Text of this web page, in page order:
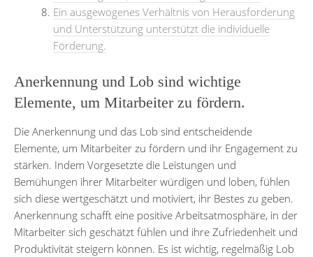
Ein ausgewogenes Verhältnis von Herausforderung
und Unterstützung unterstützt die individuelle
Förderung.
Anerkennung und Lob sind wichtige
Elemente, um Mitarbeiter zu fördern.
Die Anerkennung und das Lob sind entscheidende
Elemente, um Mitarbeiter zu fördern und ihr Engagement zu
stärken. Indem Vorgesetzte die Leistungen und
Bemühungen ihrer Mitarbeiter würdigen und loben, fühlen
sich diese wertgeschätzt und motiviert, ihr Bestes zu geben.
Anerkennung schafft eine positive Arbeitsatmosphäre, in der
Mitarbeiter sich geschätzt fühlen und ihre Zufriedenheit und
Produktivität steigern können. Es ist wichtig, regelmäßig Lob